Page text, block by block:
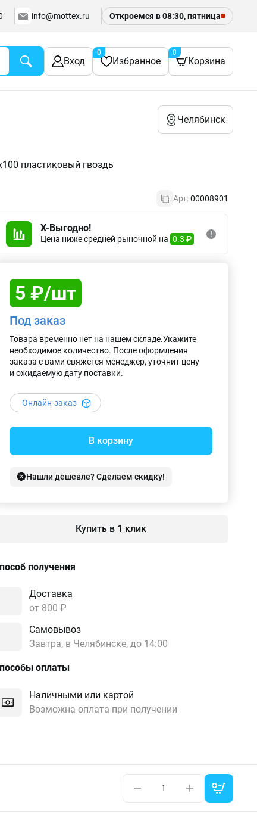
info@mottex.ru Откроемся в 08:30, пятница
Вход Избранное
0
Корзина
0
Челябинск
пластиковый гвоздь
Арт:00008901
X-Выгодно!
Цена ниже средней рыночной на 0.3 ₽
5 ₽/шт
Под заказ
Товара временно нет на нашем складе.Укажите
необходимое количество. После оформления
заказа с вами свяжется менеджер, уточнит цену
и ожидаемую дату поставки.
Онлайн-заказ
В корзину
Нашли дешевле? Сделаем скидку!
Купить в 1 клик
получения
Доставка
от 800 ₽
Самовывоз
Завтра, в Челябинске, до 14:00
оплаты
Наличными или картой
Возможна оплата при получении